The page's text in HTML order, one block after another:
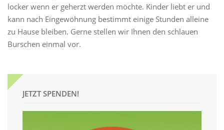
locker wenn er geherzt werden möchte. Kinder liebt er und
kann nach Eingewöhnung bestimmt einige Stunden alleine
zu Hause bleiben. Gerne stellen wir Ihnen den schlauen
Burschen einmal vor.
JETZT SPENDEN!